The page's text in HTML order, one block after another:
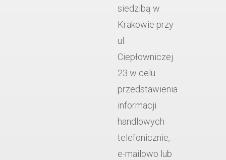
siedzibą w
Krakowie przy
ul.
Ciepłowniczej
23 w celu
przedstawienia
informacji
handlowych
telefonicznie,
e-mailowo lub